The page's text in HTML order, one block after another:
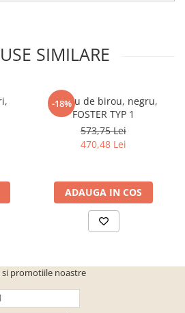
SIMILARE
-18%
Fotoliu de birou, negru,
FOSTER TYP 1
573,75 Lei
470,48 Lei
ADAUGA IN COS
promotiile noastre